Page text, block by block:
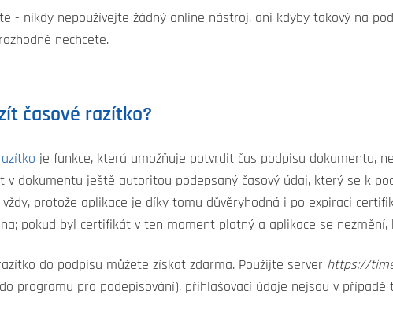
- nikdy nepoužívejte žádný online nástroj, ani kdyby takový na
nechcete.
časové razítko?
je funkce, která umožňuje potvrdit čas podpisu dokumentu,
v dokumentu ještě autoritou podepsaný časový údaj, který se k
vždy, protože aplikace je díky tomu důvěryhodná i po expiraci
pokud byl certifikát v ten moment platný a aplikace se nezmění,
do podpisu můžete získat zdarma. Použijte server https://
programu pro podepisování), přihlašovací údaje nejsou v